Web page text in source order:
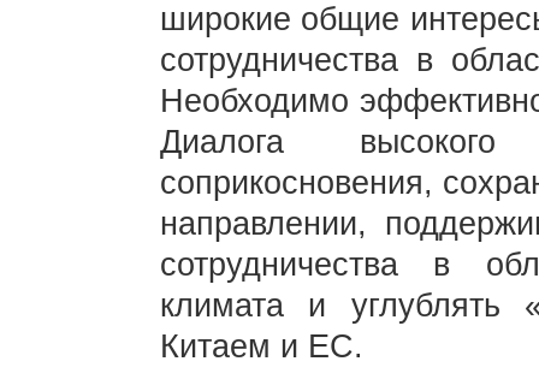
широкие общие
сотрудничества в
Необходимо
Диалога
соприкосновения,
направлении,
сотрудничества в
климата и углублять
Китаем и ЕС.